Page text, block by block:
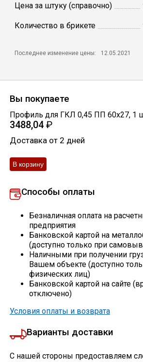
Столбы заборные
Электроды
Остальное
Нержавейка
Алюминиевый прокат
Цена за штуку (справочно)
Количество в брикете
Последнее изменение цены: 12.05.2021
Вы покупаете
Профиль для ГКЛ 0,45 ПП 60х27, 1
3488,04 ₽
Доставка от 2 дней
Способы оплаты
Безналичная оплата на
предприятия
Банковской картой на
(доступно только при
Наличными при получении
Вашем объекте (доступно
физических лиц)
Банковской картой на сайте
отключено)
Условия оплаты и возврата
Варианты доставки
С нашей стороны предоставляем